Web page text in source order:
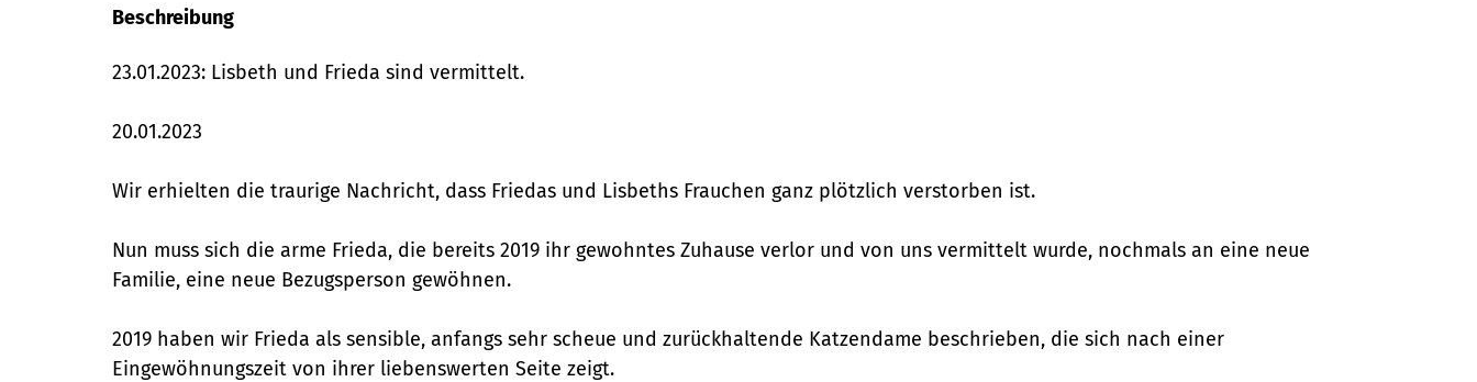
Beschreibung
23.01.2023: Lisbeth und Frieda sind vermittelt.
20.01.2023
Wir erhielten die traurige Nachricht, dass Friedas und Lisbeths Frauchen ganz plötzlich verstorben ist.
Nun muss sich die arme Frieda, die bereits 2019 ihr gewohntes Zuhause verlor und von uns vermittelt wurde, nochmals an eine neue
Familie, eine neue Bezugsperson gewöhnen.
2019 haben wir Frieda als sensible, anfangs sehr scheue und zurückhaltende Katzendame beschrieben, die sich nach einer
Eingewöhnungszeit von ihrer liebenswerten Seite zeigt.